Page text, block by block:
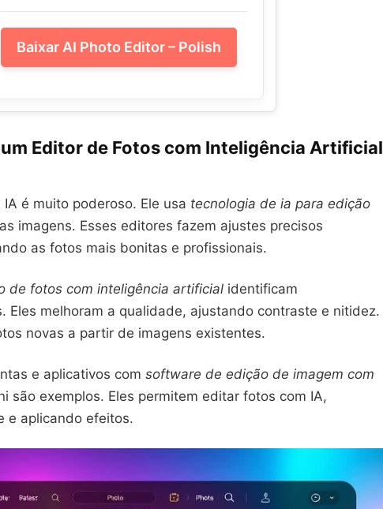
Baixar AI Photo Editor – Polish
Editor de Fotos com Inteligência Artificial
é muito poderoso. Ele usa tecnologia de ia para edição
imagens. Esses editores fazem ajustes precisos
as fotos mais bonitas e profissionais.
de fotos com inteligência artificial identificam
Eles melhoram a qualidade, ajustando contraste e nitidez.
novas a partir de imagens existentes.
e aplicativos com software de edição de imagem com
são exemplos. Eles permitem editar fotos com IA,
e aplicando efeitos.